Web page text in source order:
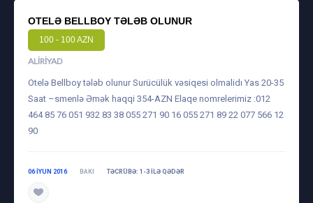
OTELƏ BELLBOY TƏLƏB OLUNUR
100 - 100 AZN
ALIRIYAD
Otelə Bellboy tələb olunur Surücülük vəsiqesi olmalidı Yas 20-35
Saat –smenlə Əmək haqqi 354-AZN Elaqe nomrelerimiz :012
464 85 76 051 932 83 38 055 271 90 16 055 271 89 22 077 566 12
90
06 IYUN 2016 BAKI TƏCRÜBƏ: 1-3 ILƏ QƏDƏR